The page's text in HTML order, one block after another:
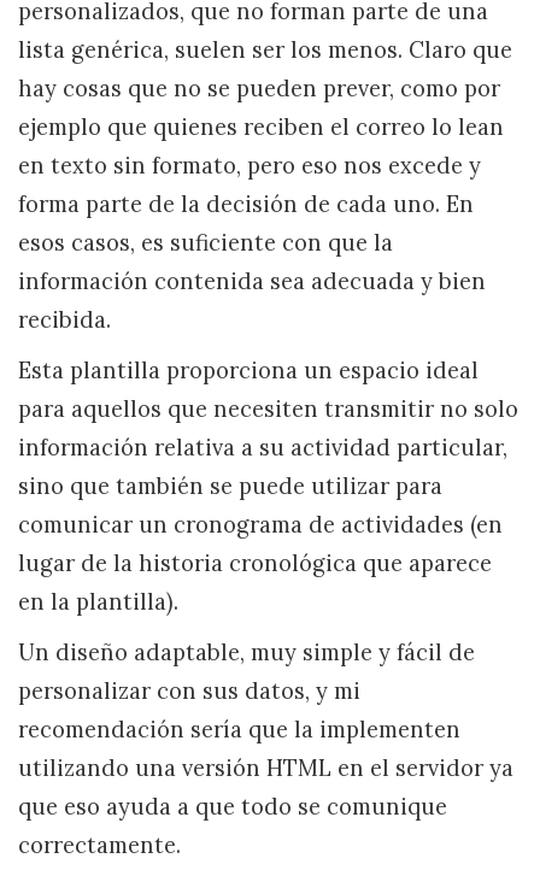
personalizados, que no forman parte de una
lista genérica, suelen ser los menos. Claro que
hay cosas que no se pueden prever, como por
ejemplo que quienes reciben el correo lo lean
en texto sin formato, pero eso nos excede y
forma parte de la decisión de cada uno. En
esos casos, es suficiente con que la
información contenida sea adecuada y bien
recibida.
Esta plantilla proporciona un espacio ideal
para aquellos que necesiten transmitir no solo
información relativa a su actividad particular,
sino que también se puede utilizar para
comunicar un cronograma de actividades (en
lugar de la historia cronológica que aparece
en la plantilla).
Un diseño adaptable, muy simple y fácil de
personalizar con sus datos, y mi
recomendación sería que la implementen
utilizando una versión HTML en el servidor ya
que eso ayuda a que todo se comunique
correctamente.